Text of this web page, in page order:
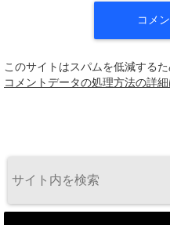
このサイトはスパムを低減する
コメントデータの処理方法の詳